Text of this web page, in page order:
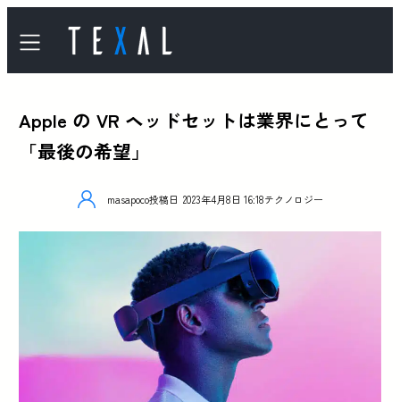
Apple の VR ヘッドセットは業界にとって
「最後の希望」
masapoco投稿日 2023年4月8日 16:18テクノロジー